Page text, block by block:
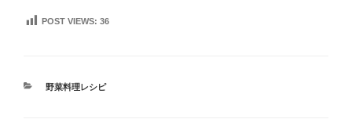
POST VIEWS: 36
カ
野菜料理レシピ